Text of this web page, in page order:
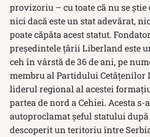
provizoriu – cu toate că nu se
nici dacă este un stat adevărat,
poate căpăta acest statut.
preşedintele ţării Liberland este
ceh în vârstă de 36 de ani, pe
membru al Partidului Cetăţenilor
liderul regional al acestei
partea de nord a Cehiei. Acesta s-a
autoproclamat șeful statului după
descoperit un teritoriu între